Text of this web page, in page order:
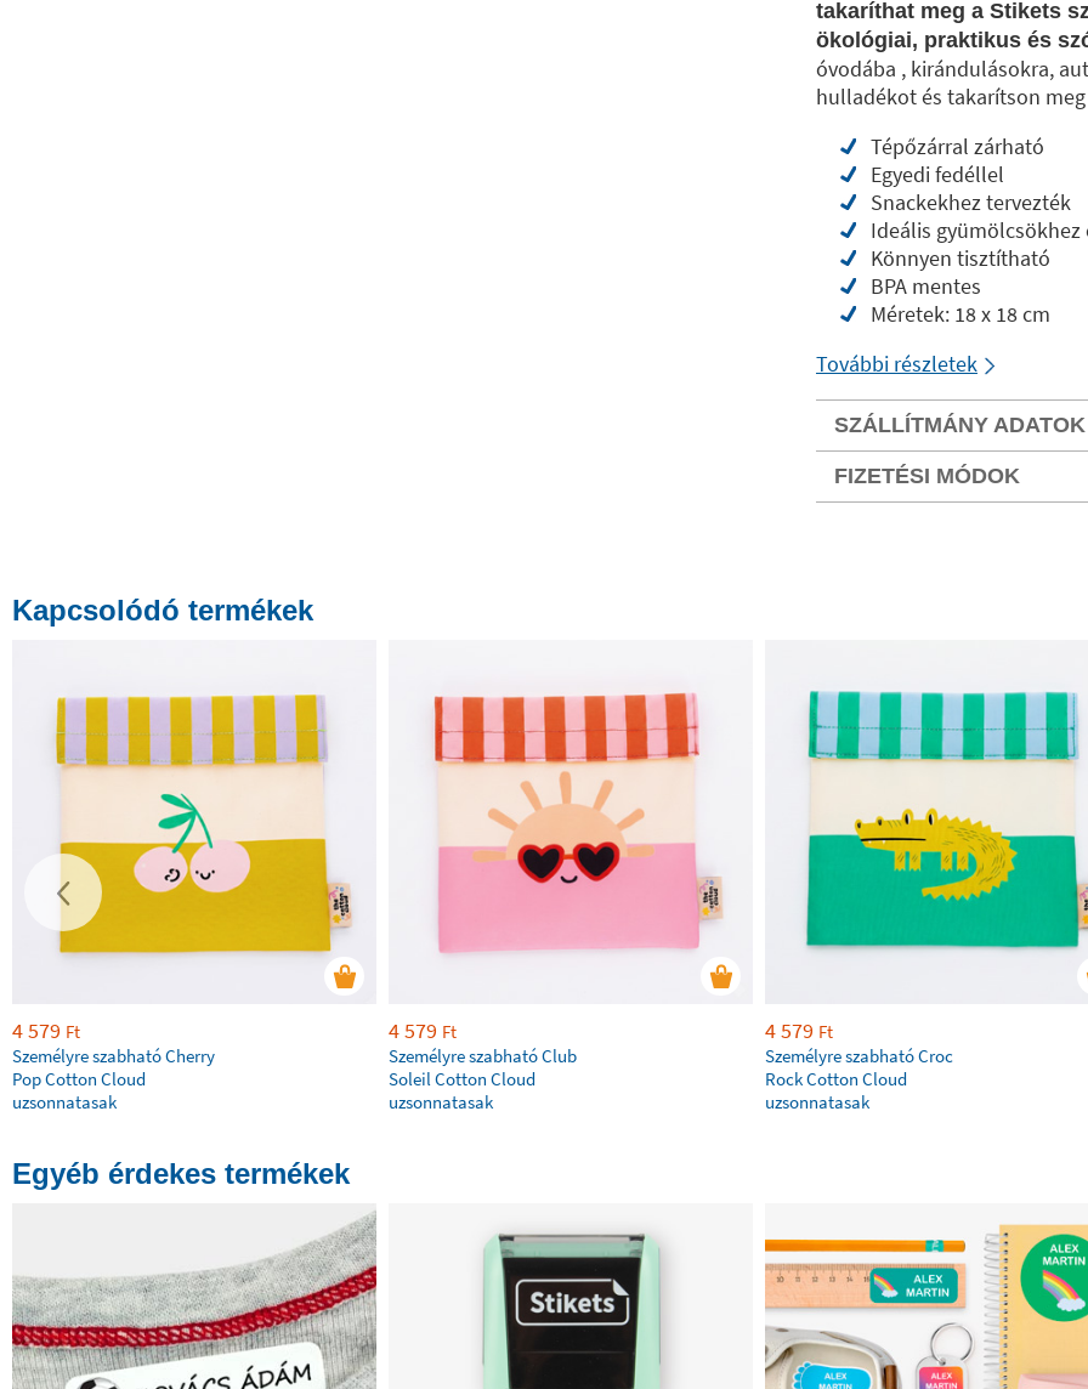
takaríthat meg a Stikets
ökológiai, praktikus és
óvodába , kirándulásokra,
hulladékot és takarítson
Tépőzárral zárható
Egyedi fedéllel
Snackekhez tervezték
Ideális
Könnyen tisztítható
BPA mentes
Méretek: 18 x 18 cm
További részletek
SZÁLLÍTMÁNY ADATOK
FIZETÉSI MÓDOK
Kapcsolódó termékek
4 579 Ft
Személyre szabható Cherry
Pop Cotton Cloud
uzsonnatasak
4 579 Ft
Személyre szabható Club
Soleil Cotton Cloud
uzsonnatasak
4 579 Ft
Személyre szabható Croc
Rock Cotton Cloud
uzsonnatasak
Egyéb érdekes termékek